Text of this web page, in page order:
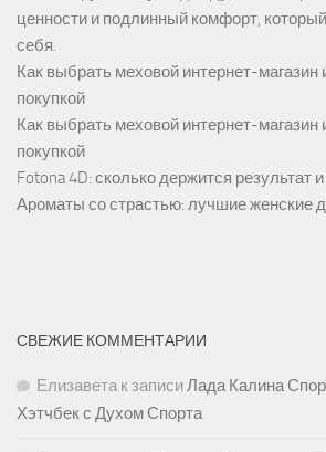
ценности и подлинный комфорт,
себя.
Как выбрать меховой интернет-магазин
покупкой
Как выбрать меховой интернет-магазин
покупкой
Fotona 4D: сколько держится результат
Ароматы со страстью: лучшие женские
СВЕЖИЕ КОММЕНТАРИИ
Елизаветак записиЛада Калина
Хэтчбек с Духом Спорта